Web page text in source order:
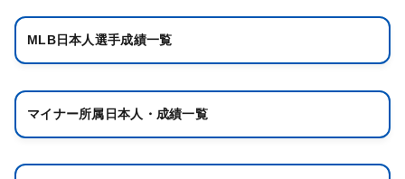
MLB日本人選手成績一覧
マイナー所属日本人・成績一覧